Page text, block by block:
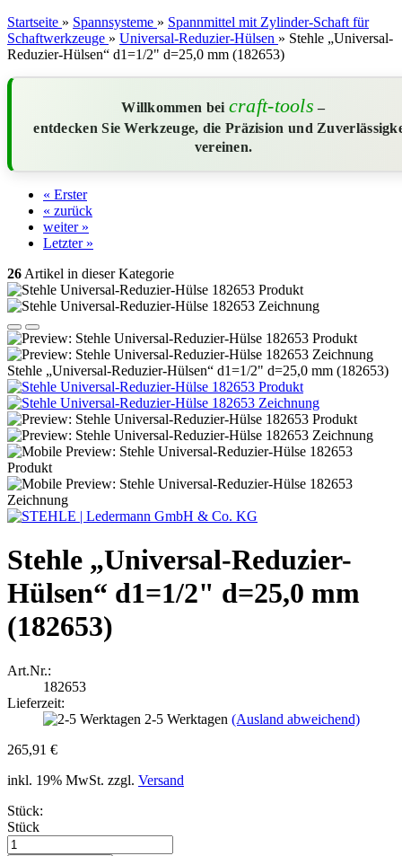
Startseite » Spannsysteme » Spannmittel mit Zylinder-Schaft für
Schaftwerkzeuge » Universal-Reduzier-Hülsen » Stehle „Universal-
Reduzier-Hülsen“ d1=1/2" d=25,0 mm (182653)
Willkommen bei craft-tools –
entdecken Sie Werkzeuge, die Präzision und
vereinen.
« Erster
« zurück
weiter »
Letzter »
26 Artikel in dieser Kategorie
Stehle „Universal-Reduzier-Hülsen“ d1=1/2" d=25,0 mm (182653)
Stehle „Universal-Reduzier-
Hülsen“ d1=1/2" d=25,0 mm
(182653)
Art.Nr.:
182653
Lieferzeit:
2-5 Werktagen (Ausland abweichend)
265,91 €
inkl. 19% MwSt. zzgl. Versand
Stück:
Stück